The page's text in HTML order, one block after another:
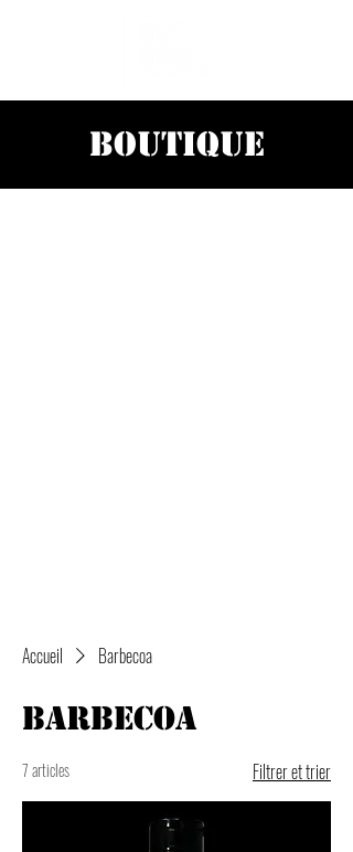
boutique
Accueil Barbecoa
Barbecoa
7 articles Filtrer et trier